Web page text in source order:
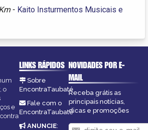
- Kaito Insturmentos Musicais e
o
e
LINKS RÁPIDOS
Sobre
EncontraTaubaté
Fale com o
EncontraTaubaté
ANUNCIE:
NOVIDADES POR E-
MAIL
Receba grátis as
principais notícias,
dicas e promoções